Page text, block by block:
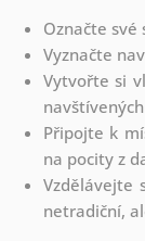
Označte
Vyznačte
Vytvořte si
Připojte k
na pocity z
Vzdělávejte
netradiční,